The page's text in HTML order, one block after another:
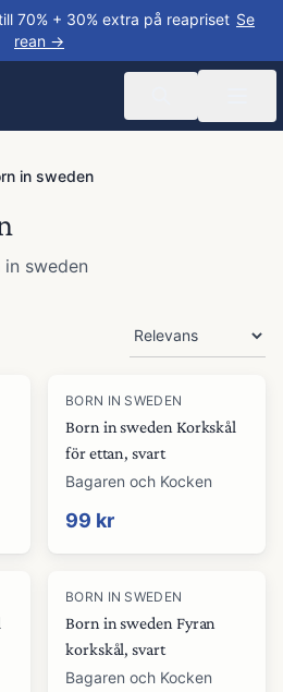
70% + 30% extra på reapriset Se
rean →
in sweden
in sweden
BORN IN SWEDEN
Born in sweden Korkskål
för ettan, svart
Bagaren och Kocken
99 kr
BORN IN SWEDEN
Born in sweden Fyran
korkskål, svart
Bagaren och Kocken